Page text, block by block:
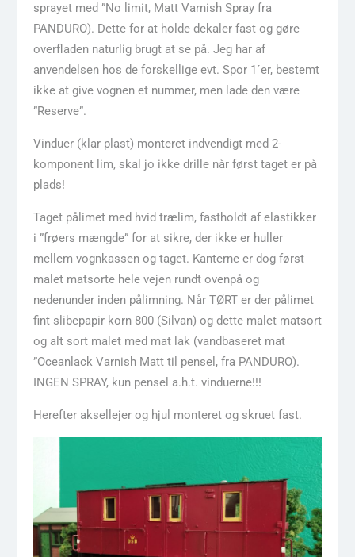
sprayet med ”No limit, Matt Varnish Spray fra
PANDURO). Dette for at holde dekaler fast og gøre
overfladen naturlig brugt at se på. Jeg har af
anvendelsen hos de forskellige evt. Spor 1´er, bestemt
ikke at give vognen et nummer, men lade den være
”Reserve”.
Vinduer (klar plast) monteret indvendigt med 2-
komponent lim, skal jo ikke drille når først taget er på
plads!
Taget pålimet med hvid trælim, fastholdt af elastikker
i ”frøers mængde” for at sikre, der ikke er huller
mellem vognkassen og taget. Kanterne er dog først
malet matsorte hele vejen rundt ovenpå og
nedenunder inden pålimning. Når TØRT er der pålimet
fint slibepapir korn 800 (Silvan) og dette malet matsort
og alt sort malet med mat lak (vandbaseret mat
”Oceanlack Varnish Matt til pensel, fra PANDURO).
INGEN SPRAY, kun pensel a.h.t. vinduerne!!!
Herefter aksellejer og hjul monteret og skruet fast.